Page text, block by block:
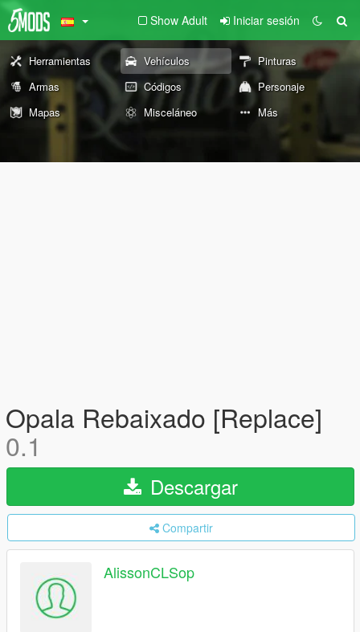
Show Adult Iniciar sesión
Herramientas Vehículos
Pinturas
Armas
Códigos
Personaje
Mapas
Misceláneo Más
Opala Rebaixado [Replace]
0.1
Descargar
Compartir
AlissonCLSop